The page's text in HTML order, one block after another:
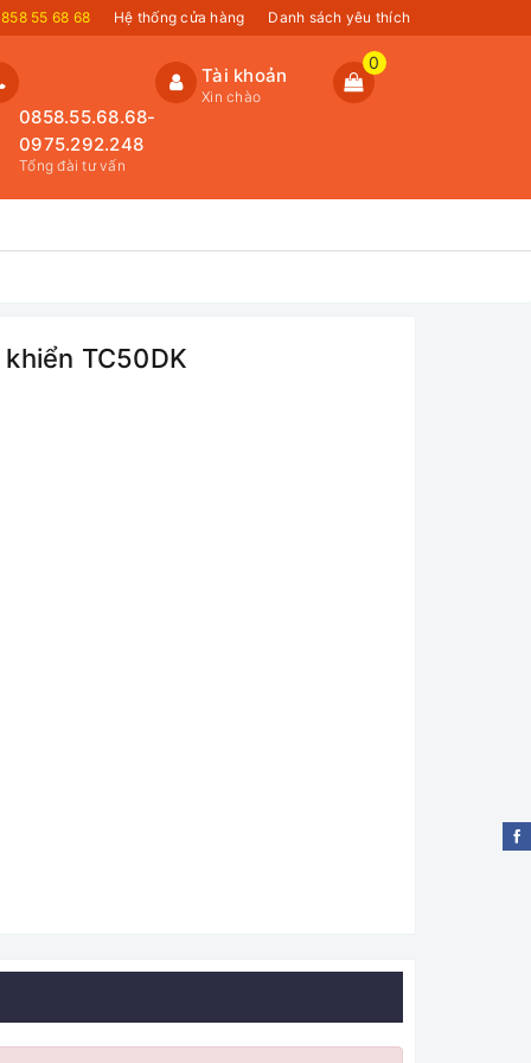
55 68 68 Hệ thống cửa hàng Danh sách yêu thích
0858.55.68.68-
0975.292.248
Tổng đài tư vấn
Tài khoản
Xin chào
0
TC50DK